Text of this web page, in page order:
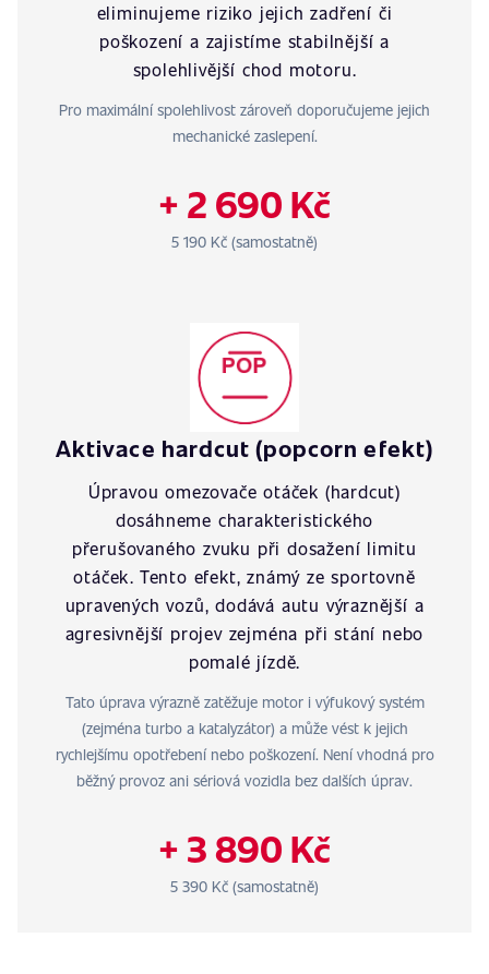
eliminujeme riziko jejich zadření či
poškození a zajistíme stabilnější a
spolehlivější chod motoru.
Pro maximální spolehlivost zároveň doporučujeme jejich
mechanické zaslepení.
+ 2 690 Kč
5 190 Kč (samostatně)
Aktivace hardcut (popcorn efekt)
Úpravou omezovače otáček (hardcut)
dosáhneme charakteristického
přerušovaného zvuku při dosažení limitu
otáček. Tento efekt, známý ze sportovně
upravených vozů, dodává autu výraznější a
agresivnější projev zejména při stání nebo
pomalé jízdě.
Tato úprava výrazně zatěžuje motor i výfukový systém
(zejména turbo a katalyzátor) a může vést k jejich
rychlejšímu opotřebení nebo poškození. Není vhodná pro
běžný provoz ani sériová vozidla bez dalších úprav.
+ 3 890 Kč
5 390 Kč (samostatně)